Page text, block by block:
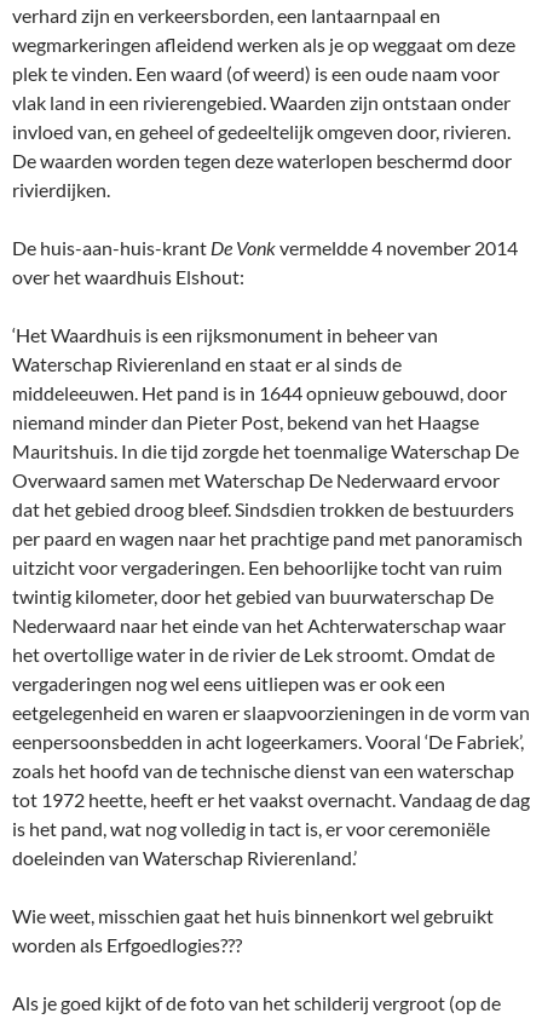
verhard zijn en verkeersborden, een lantaarnpaal en
wegmarkeringen afleidend werken als je op weggaat om deze
plek te vinden. Een waard (of weerd) is een oude naam voor
vlak land in een rivierengebied. Waarden zijn ontstaan onder
invloed van, en geheel of gedeeltelijk omgeven door, rivieren.
De waarden worden tegen deze waterlopen beschermd door
rivierdijken.
De huis-aan-huis-krant De Vonkvermeldde 4 november 2014
over het waardhuis Elshout:
‘Het Waardhuis is een rijksmonument in beheer van
Waterschap Rivierenland en staat er al sinds de
middeleeuwen. Het pand is in 1644 opnieuw gebouwd, door
niemand minder dan Pieter Post, bekend van het Haagse
Mauritshuis. In die tijd zorgde het toenmalige Waterschap De
Overwaard samen met Waterschap De Nederwaard ervoor
dat het gebied droog bleef. Sindsdien trokken de bestuurders
per paard en wagen naar het prachtige pand met panoramisch
uitzicht voor vergaderingen. Een behoorlijke tocht van ruim
twintig kilometer, door het gebied van buurwaterschap De
Nederwaard naar het einde van het Achterwaterschap waar
het overtollige water in de rivier de Lek stroomt. Omdat de
vergaderingen nog wel eens uitliepen was er ook een
eetgelegenheid en waren er slaapvoorzieningen in de vorm van
eenpersoonsbedden in acht logeerkamers. Vooral ‘De Fabriek’,
zoals het hoofd van de technische dienst van een waterschap
tot 1972 heette, heeft er het vaakst overnacht. Vandaag de dag
is het pand, wat nog volledig in tact is, er voor ceremoniële
doeleinden van Waterschap Rivierenland.’
Wie weet, misschien gaat het huis binnenkort wel gebruikt
worden als Erfgoedlogies???
Als je goed kijkt of de foto van het schilderij vergroot (op de